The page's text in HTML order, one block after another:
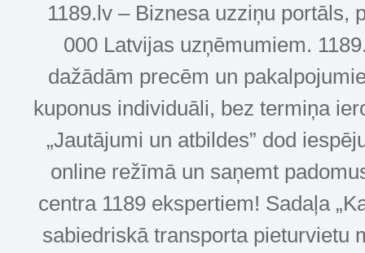
1189.lv – Biznesa uzziņu portāls,
000 Latvijas uzņēmumiem.
dažādām precēm un
kuponus individuāli, bez termiņa
„Jautājumi un atbildes” dod
online režīmā un saņemt
centra 1189 ekspertiem! Sadaļa
sabiedriskā transporta pieturvietu